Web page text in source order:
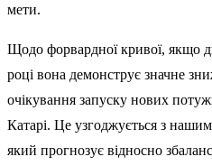
мети.
Щодо форвардної кривої, якщо
році вона демонструє значне
очікування запуску нових
Катарі. Це узгоджується з
який прогнозує відносно